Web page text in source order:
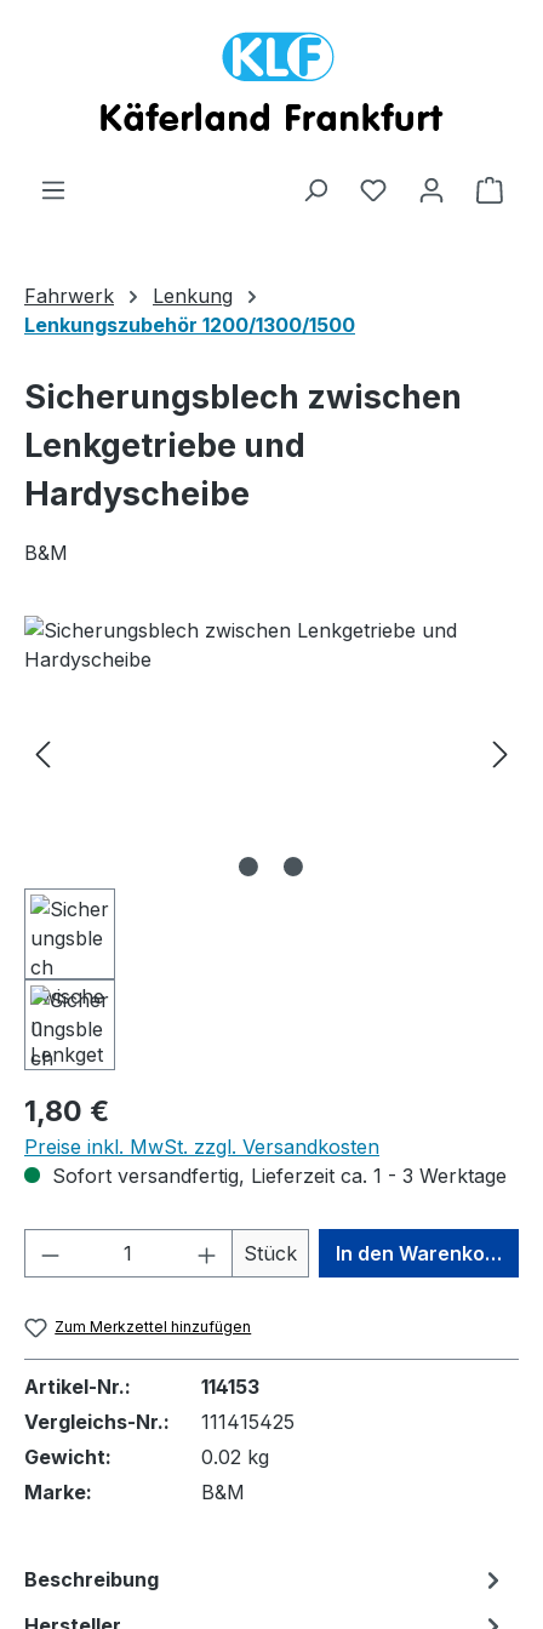
Zum Hauptinhalt springen
Fahrwerk
Lenkung
Lenkungszubehör 1200/1300/1500
Sicherungsblech zwischen
Lenkgetriebe und
Hardyscheibe
B&M
Bildergalerie überspringen
Regulärer Preis:
1,80 €
Preise inkl. MwSt. zzgl. Versandkosten
Sofort versandfertig, Lieferzeit ca. 1 - 3 Werktage
Produkt Anzahl: Gib den
Stück In den Warenkorb
Zum Merkzettel hinzufügen
Artikel-Nr.:
114153
Vergleichs-Nr.:
111415425
Gewicht:
0.02 kg
Marke:
B&M
Beschreibung